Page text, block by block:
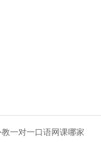
一对一口语网课哪家